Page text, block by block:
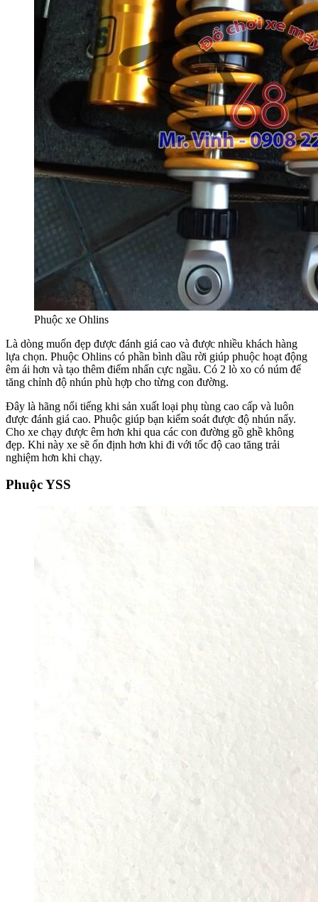
Phuộc xe Ohlins
Là dòng muốn đẹp được đánh giá cao và được nhiều khách hàng
lựa chọn. Phuộc Ohlins có phần bình dầu rời giúp phuộc hoạt động
êm ái hơn và tạo thêm điểm nhấn cực ngầu. Có 2 lò xo có núm để
tăng chỉnh độ nhún phù hợp cho từng con đường.
Đây là hãng nổi tiếng khi sản xuất loại phụ tùng cao cấp và luôn
được đánh giá cao. Phuộc giúp bạn kiểm soát được độ nhún nẩy.
Cho xe chạy được êm hơn khi qua các con đường gồ ghề không
đẹp. Khi này xe sẽ ổn định hơn khi đi với tốc độ cao tăng trải
nghiệm hơn khi chạy.
Phuộc YSS